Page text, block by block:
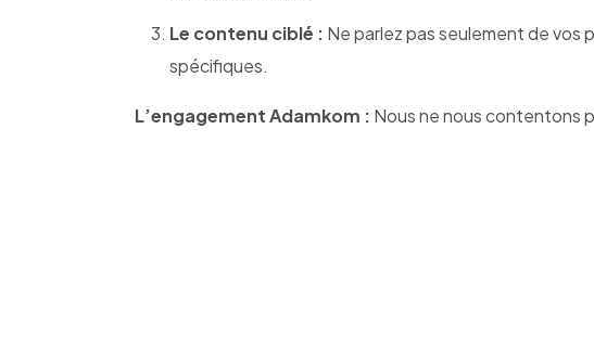
Le contenu ciblé : Ne parlez pas seulement de vos
spécifiques.
L’engagement Adamkom : Nous ne nous contentons